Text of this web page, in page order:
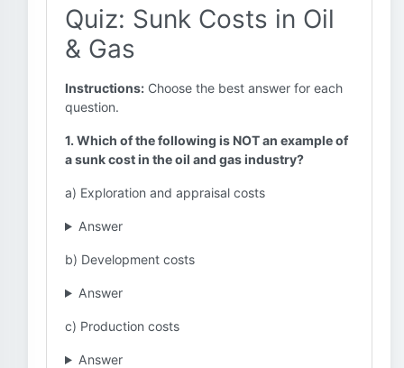
Quiz: Sunk Costs in Oil
& Gas
Instructions: Choose the best answer for each
question.
1. Which of the following is NOT an example of
a sunk cost in the oil and gas industry?
a) Exploration and appraisal costs
Answer
b) Development costs
Answer
c) Production costs
Answer